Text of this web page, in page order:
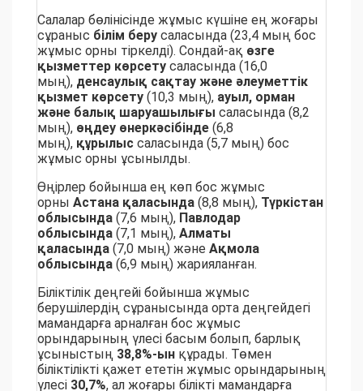
Салалар бөлінісінде жұмыс күшіне ең жоғары
сұраныс білім беру саласында (23,4 мың бос
жұмыс орны тіркелді). Сондай-ақ өзге
қызметтер көрсету саласында (16,0
мың), денсаулық сақтау және әлеуметтік
қызмет көрсету (10,3 мың), ауыл, орман
және балық шаруашылығы саласында (8,2
мың), өңдеу өнеркәсібінде (6,8
мың), құрылыс саласында (5,7 мың) бос
жұмыс орны ұсынылды.
Өңірлер бойынша ең көп бос жұмыс
орны Астана қаласында (8,8 мың), Түркістан
облысында (7,6 мың), Павлодар
облысында (7,1 мың), Алматы
қаласында (7,0 мың) және Ақмола
облысында (6,9 мың) жарияланған.
Біліктілік деңгейі бойынша жұмыс
берушілердің сұранысында орта деңгейдегі
мамандарға арналған бос жұмыс
орындарының үлесі басым болып, барлық
ұсыныстың 38,8%-ын құрады. Төмен
біліктілікті қажет ететін жұмыс орындарының
үлесі 30,7%, ал жоғары білікті мамандарға